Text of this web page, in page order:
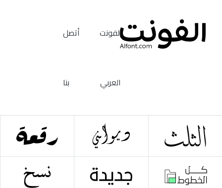
الفونت
العربي
أتصل
بنا